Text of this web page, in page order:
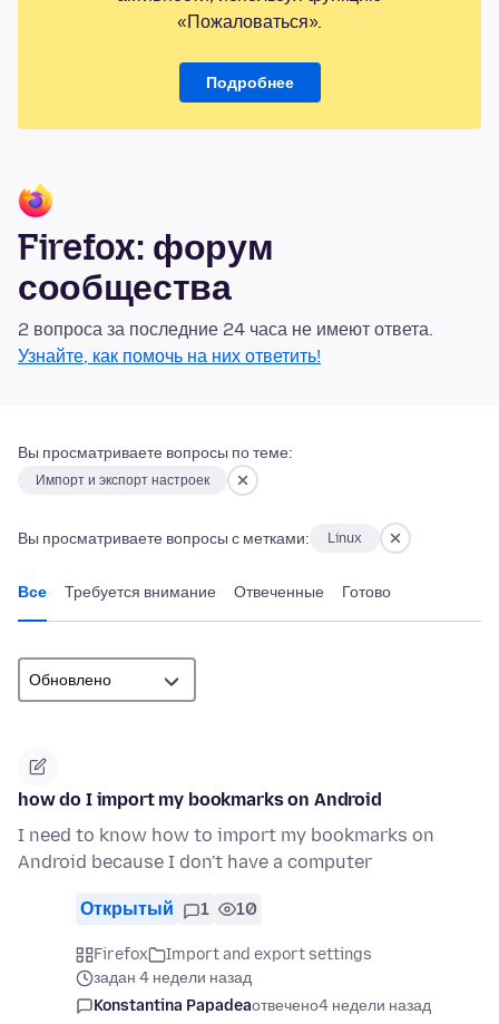
«Пожаловаться».
Подробнее
Firefox: форум
сообщества
2 вопроса за последние 24 часа не имеют ответа.
Узнайте, как помочь на них ответить!
Вы просматриваете вопросы по теме:
Импорт и экспорт настроек
Вы просматриваете вопросы с метками: Linux
Все Требуется внимание Отвеченные Готово
how do I import my bookmarks on Android
I need to know how to import my bookmarks on
Android because I don't have a computer
Открытый 1 10
Firefox
Import and export settings
задан 4 недели назад
Konstantina Papadeaотвечено4 недели назад